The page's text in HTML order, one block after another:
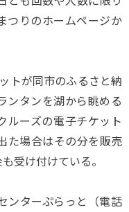
つりのホームページか
トが同市のふるさと納
ンタンを湖から眺める
ルーズの電子チケット
た場合はその分を販売
受け付けている。
ンターぷらっと（電話